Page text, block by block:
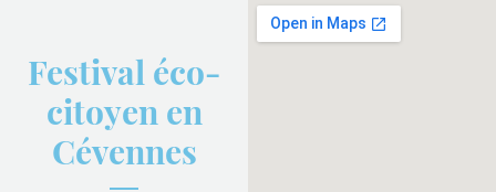
Festival éco-
citoyen en
Cévennes